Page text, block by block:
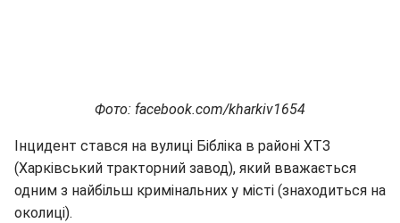
Фото: facebook.com/kharkiv1654
Інцидент стався на вулиці Бібліка в районі ХТЗ
(Харківський тракторний завод), який вважається
одним з найбільш кримінальних у місті (знаходиться на
околиці).